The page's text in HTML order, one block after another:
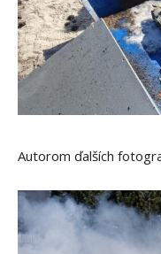
Autorom ďalších